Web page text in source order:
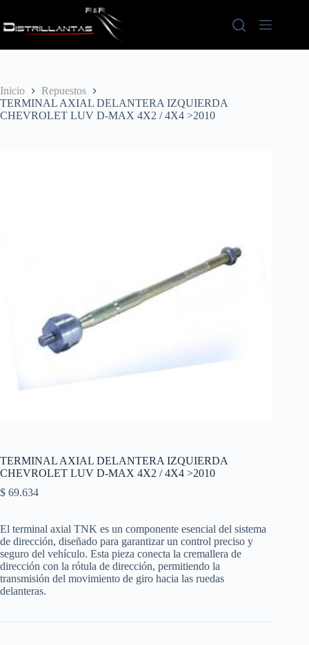
contenido
Inicio
Repuestos
TERMINAL AXIAL DELANTERA IZQUIERDA
CHEVROLET LUV D-MAX 4X2 / 4X4 >2010
TERMINAL AXIAL DELANTERA IZQUIERDA
CHEVROLET LUV D-MAX 4X2 / 4X4 >2010
$ 69.634
El terminal axial TNK es un componente esencial del sistema
de dirección, diseñado para garantizar un control preciso y
seguro del vehículo. Esta pieza conecta la cremallera de
dirección con la rótula de dirección, permitiendo la
transmisión del movimiento de giro hacia las ruedas
delanteras.